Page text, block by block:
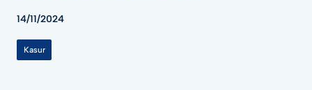
14/11/2024
Kasur